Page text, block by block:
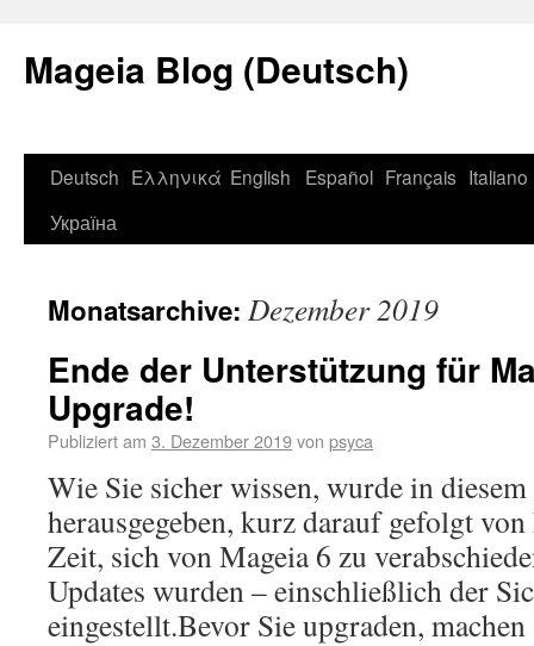
Mageia Blog (Deutsch)
Deutsch Ελληνικά English Español Français Italiano
Україна
Monatsarchive: Dezember 2019
Ende der Unterstützung für
Upgrade!
Publiziert am 3. Dezember 2019von psyca
Wie Sie sicher wissen, wurde in
herausgegeben, kurz darauf gefolgt
Zeit, sich von Mageia 6 zu
Updates wurden – einschließlich der
eingestellt.Bevor Sie upgraden,